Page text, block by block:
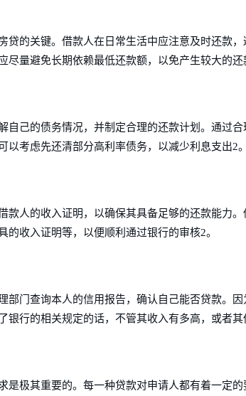
贷的关键。借款人在日常生活中应注意及时还款
尽量避免长期依赖最低还款额，以免产生较大的还
自己的债务情况，并制定合理的还款计划。通过
以考虑先还清部分高利率债务，以减少利息支出2。
款人的收入证明，以确保其具备足够的还款能力
的收入证明等，以便顺利通过银行的审核2。
部门查询本人的信用报告，确认自己能否贷款。
银行的相关规定的话，不管其收入有多高，或者
是极其重要的。每一种贷款对申请人都有着一定